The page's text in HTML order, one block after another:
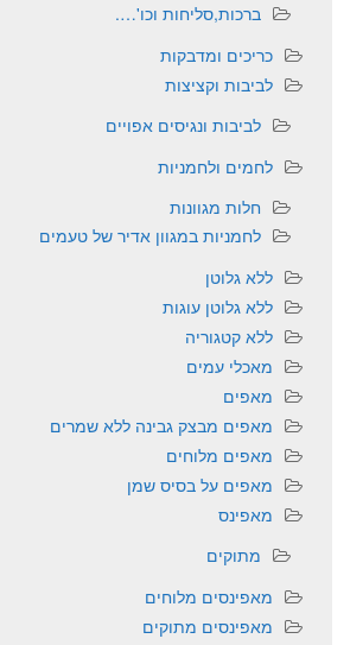
ברכות,סליחות וכו'….
כריכים ומדבקות
לביבות וקציצות
לביבות ונגיסים אפויים
לחמים ולחמניות
חלות מגוונות
לחמניות במגוון אדיר של טעמים
ללא גלוטן
ללא גלוטן עוגות
ללא קטגוריה
מאכלי עמים
מאפים
מאפים מבצק גבינה ללא שמרים
מאפים מלוחים
מאפים על בסיס שמן
מאפינס
מתוקים
מאפינסים מלוחים
מאפינסים מתוקים